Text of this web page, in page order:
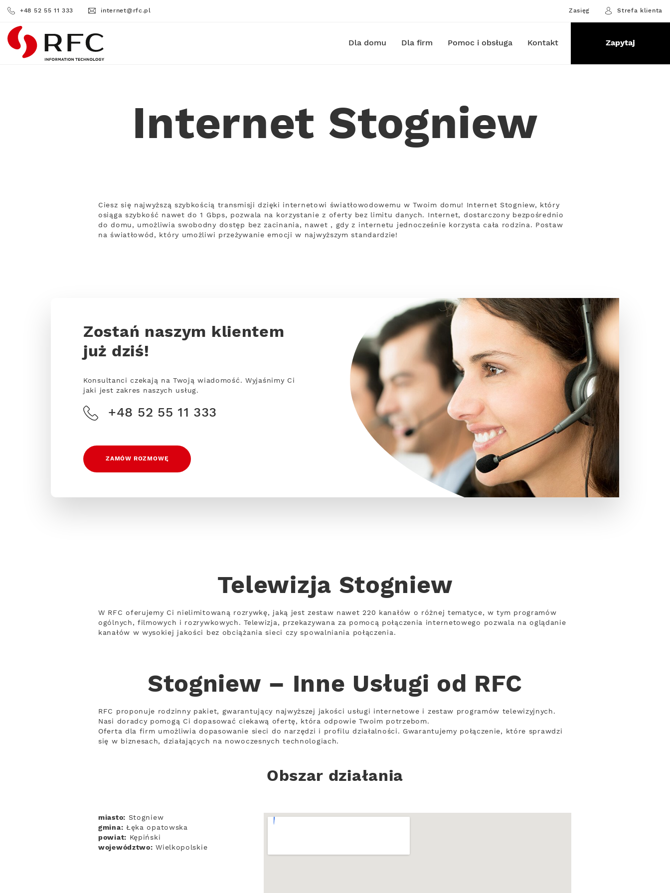
+48 52 55 11 333 internet@rfc.pl Zasięg Strefa klienta
RFC Dla domu Dla firm Pomoc i obsługa Kontakt Zapytaj
Internet Stogniew
Ciesz się najwyższą szybkością transmisji dzięki internetowi światłowodowemu w Twoim domu! Internet Stogniew, który
osiąga szybkość nawet do 1 Gbps, pozwala na korzystanie z oferty bez limitu danych. Internet, dostarczony bezpośrednio
do domu, umożliwia swobodny dostęp bez zacinania, nawet , gdy z internetu jednocześnie korzysta cała rodzina. Postaw
na światłowód, który umożliwi przeżywanie emocji w najwyższym standardzie!
Zostań naszym klientem
już dziś!
Konsultanci czekają na Twoją wiadomość. Wyjaśnimy Ci
jaki jest zakres naszych usług.
+48 52 55 11 333
ZAMÓW ROZMOWĘ
Telewizja Stogniew
W RFC oferujemy Ci nielimitowaną rozrywkę, jaką jest zestaw nawet 220 kanałów o różnej tematyce, w tym programów
ogólnych, filmowych i rozrywkowych. Telewizja, przekazywana za pomocą połączenia internetowego pozwala na oglądanie
kanałów w wysokiej jakości bez obciążania sieci czy spowalniania połączenia.
Stogniew – Inne Usługi od RFC
RFC proponuje rodzinny pakiet, gwarantujący najwyższej jakości usługi internetowe i zestaw programów telewizyjnych.
Nasi doradcy pomogą Ci dopasować ciekawą ofertę, która odpowie Twoim potrzebom.
Oferta dla firm umożliwia dopasowanie sieci do narzędzi i profilu działalności. Gwarantujemy połączenie, które sprawdzi
się w biznesach, działających na nowoczesnych technologiach.
Obszar działania
miasto: Stogniew
gmina: Łęka opatowska
powiat: Kępiński
województwo: Wielkopolskie